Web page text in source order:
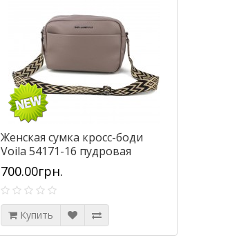
Женская сумка кросс-боди
Voila 54171-16 пудровая
700.00грн.
Купить